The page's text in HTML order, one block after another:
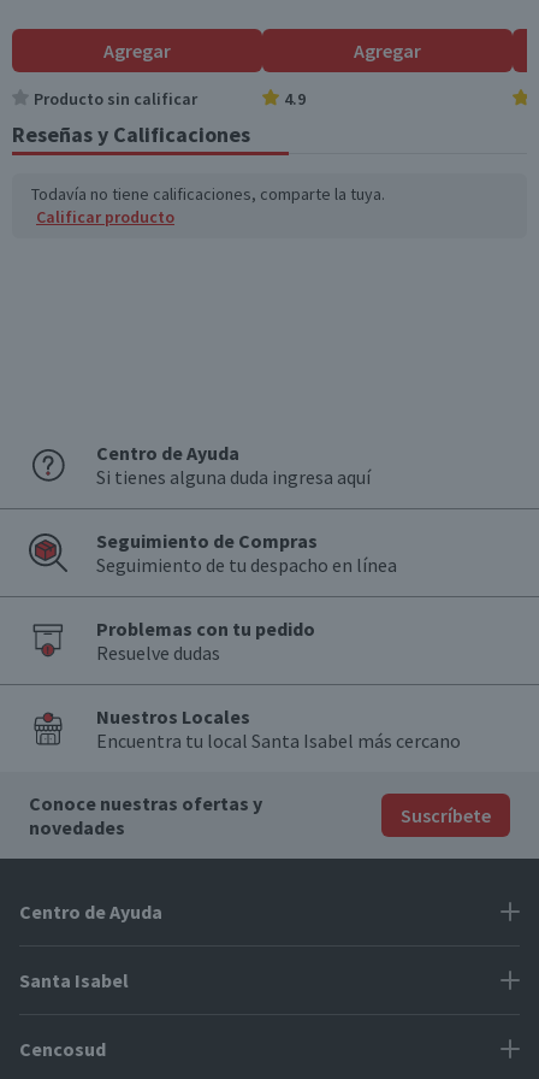
Agregar
Producto sin calificar
Agregar
4.9
Reseñas y Calificaciones
Todavía no tiene calificaciones, comparte la tuya.
Calificar producto
Centro de Ayuda
Si tienes alguna duda ingresa aquí
Seguimiento de Compras
Seguimiento de tu despacho en línea
Problemas con tu pedido
Resuelve dudas
Nuestros Locales
Encuentra tu local Santa Isabel más cercano
Conoce nuestras ofertas y
novedades
Suscríbete
Centro de Ayuda
Problemas con tu pedido
Cómo modificar mis datos
Santa Isabel
Proveedores
Cencosud